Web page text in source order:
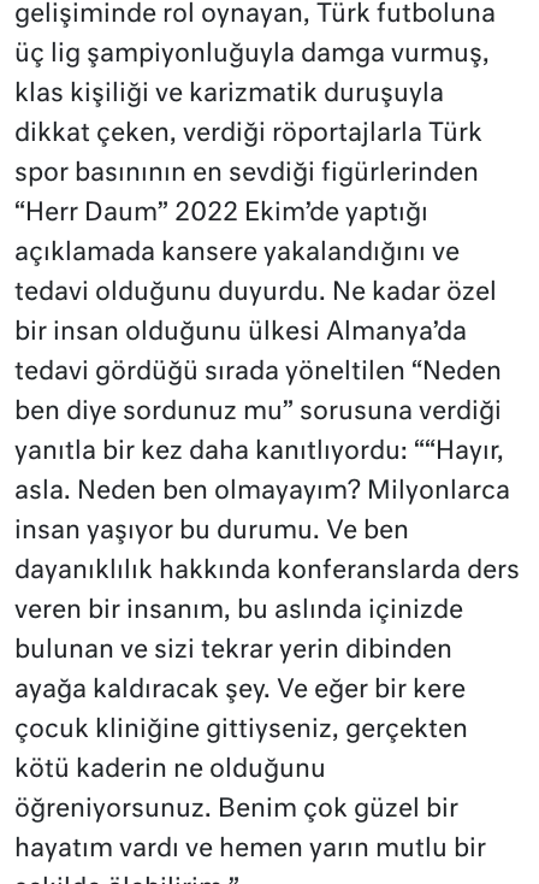
gelişiminde rol oynayan, Türk futboluna
üç lig şampiyonluğuyla damga vurmuş,
klas kişiliği ve karizmatik duruşuyla
dikkat çeken, verdiği röportajlarla Türk
spor basınının en sevdiği figürlerinden
“Herr Daum” 2022 Ekim’de yaptığı
açıklamada kansere yakalandığını ve
tedavi olduğunu duyurdu. Ne kadar özel
bir insan olduğunu ülkesi Almanya’da
tedavi gördüğü sırada yöneltilen “Neden
ben diye sordunuz mu” sorusuna verdiği
yanıtla bir kez daha kanıtlıyordu: ““Hayır,
asla. Neden ben olmayayım? Milyonlarca
insan yaşıyor bu durumu. Ve ben
dayanıklılık hakkında konferanslarda ders
veren bir insanım, bu aslında içinizde
bulunan ve sizi tekrar yerin dibinden
ayağa kaldıracak şey. Ve eğer bir kere
çocuk kliniğine gittiyseniz, gerçekten
kötü kaderin ne olduğunu
öğreniyorsunuz. Benim çok güzel bir
hayatım vardı ve hemen yarın mutlu bir